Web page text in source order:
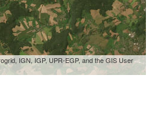
IGN, IGP, UPR-EGP, and the GIS User